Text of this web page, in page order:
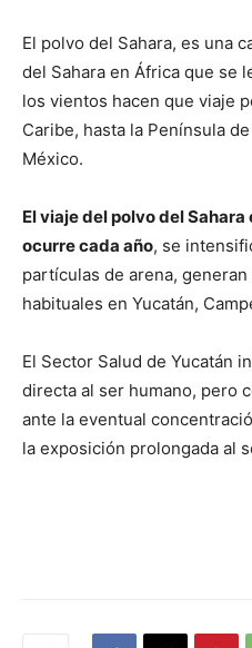
El polvo del Sahara, es una
del Sahara en África que se
los vientos hacen que viaje
Caribe, hasta la Península
México.
El viaje del polvo del
ocurre cada año, se
partículas de arena,
habituales en Yucatán,
El Sector Salud de Yucatán
directa al ser humano, pero
ante la eventual
la exposición prolongada al